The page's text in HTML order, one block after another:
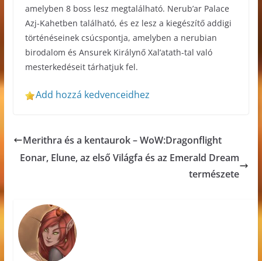
amelyben 8 boss lesz megtalálható. Nerub’ar Palace
Azj-Kahetben található, és ez lesz a kiegészítő addigi
történéseinek csúcspontja, amelyben a nerubian
birodalom és Ansurek Királynő Xal’atath-tal való
mesterkedéseit tárhatjuk fel.
Add hozzá kedvenceidhez
Merithra és a kentaurok – WoW:Dragonflight
Eonar, Elune, az első Világfa és az Emerald Dream
természete